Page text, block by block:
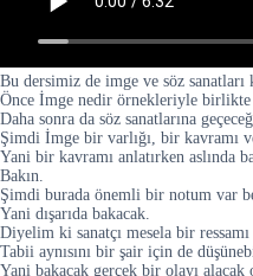
Bu dersimiz de imge ve söz sanatları
Önce İmge nedir örnekleriyle
Daha sonra da söz sanatlarına
Şimdi İmge bir varlığı, bir kavramı
Yani bir kavramı anlatırken aslında
Bakın.
Şimdi burada önemli bir notum var
Yani dışarıda bakacak.
Diyelim ki sanatçı mesela bir ressamı
Tabii aynısını bir şair için de
Yani bakacak gerçek bir olayı alacak